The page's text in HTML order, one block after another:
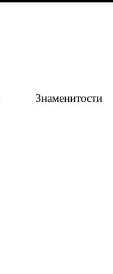
Знаменитости